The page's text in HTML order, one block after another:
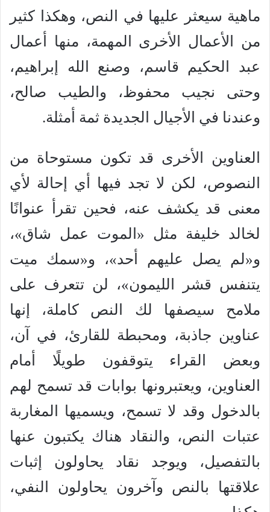
ماهية سيعثر عليها في النص، وهكذا كثير
من الأعمال الأخرى المهمة، منها أعمال
عبد الحكيم قاسم، وصنع الله إبراهيم،
وحتى نجيب محفوظ، والطيب صالح،
وعندنا في الأجيال الجديدة ثمة أمثلة.
العناوين الأخرى قد تكون مستوحاة من
النصوص، لكن لا تجد فيها أي إحالة لأي
معنى قد يكشف عنه، فحين تقرأ عنوانًا
لخالد خليفة مثل «الموت عمل شاق»،
و«لم يصل عليهم أحد»، و«سمك ميت
يتنفس قشر الليمون»، لن تتعرف على
ملامح سيصفها لك النص كاملة، إنها
عناوين جاذبة، ومحبطة للقارئ، في آن،
وبعض القراء يتوقفون طويلًا أمام
العناوين، ويعتبرونها بوابات قد تسمح لهم
بالدخول وقد لا تسمح، ويسميها المغاربة
عتبات النص، والنقاد هناك يكتبون عنها
بالتفصيل، ويوجد نقاد يحاولون إثبات
علاقتها بالنص وآخرون يحاولون النفي،